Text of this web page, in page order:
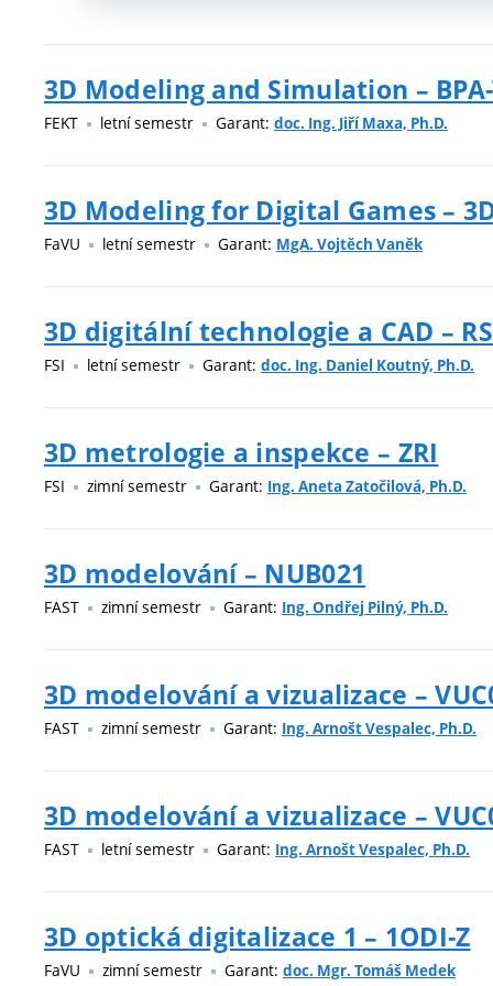
3D Modeling and Simulation –
FEKT letní semestr Garant: doc. Ing. Jiří Maxa, Ph.D.
3D Modeling for Digital Games –
FaVU letní semestr Garant: MgA. Vojtěch Vaněk
3D digitální technologie a CAD –
FSI letní semestr Garant: doc. Ing. Daniel Koutný, Ph.D.
3D metrologie a inspekce – ZRI
FSI zimní semestr Garant: Ing. Aneta Zatočilová, Ph.D.
3D modelování – NUB021
FAST zimní semestr Garant: Ing. Ondřej Pilný, Ph.D.
3D modelování a vizualizace –
FAST zimní semestr Garant: Ing. Arnošt Vespalec, Ph.D.
3D modelování a vizualizace –
FAST letní semestr Garant: Ing. Arnošt Vespalec, Ph.D.
3D optická digitalizace 1 – 1ODI-Z
FaVU zimní semestr Garant: doc. Mgr. Tomáš Medek